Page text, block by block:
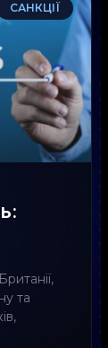
САНКЦІЇ
та